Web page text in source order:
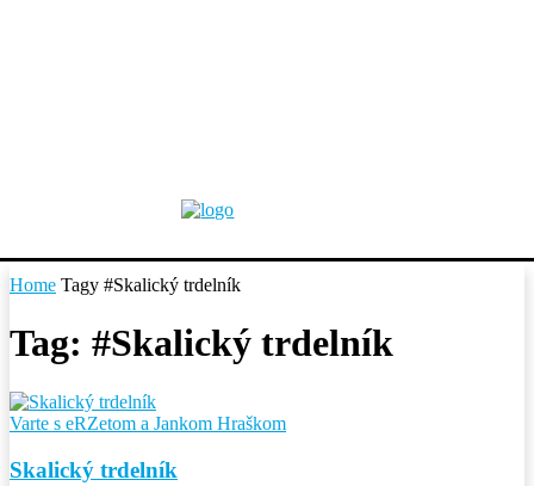
Home Tagy #Skalický trdelník
Tag: #Skalický trdelník
Varte s eRZetom a Jankom Hraškom
Skalický trdelník